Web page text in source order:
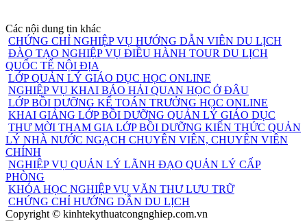
Các nội dung tin khác
CHỨNG CHỈ NGHIỆP VỤ HƯỚNG DẪN VIÊN DU LỊCH
ĐÀO TẠO NGHIỆP VỤ ĐIỀU HÀNH TOUR DU LỊCH
QUỐC TẾ NỘI ĐỊA
LỚP QUẢN LÝ GIÁO DỤC HỌC ONLINE
NGHIỆP VỤ KHAI BÁO HẢI QUAN HỌC Ở ĐÂU
LỚP BỒI DƯỠNG KẾ TOÁN TRƯỞNG HỌC ONLINE
KHAI GIẢNG LỚP BỒI DƯỠNG QUẢN LÝ GIÁO DỤC
THƯ MỜI THAM GIA LỚP BỒI DƯỠNG KIẾN THỨC QUẢN
LÝ NHÀ NƯỚC NGẠCH CHUYÊN VIÊN, CHUYÊN VIÊN
CHÍNH
NGHIỆP VỤ QUẢN LÝ LÃNH ĐẠO QUẢN LÝ CẤP
PHÒNG
KHÓA HỌC NGHIỆP VỤ VĂN THƯ LƯU TRỮ
CHỨNG CHỈ HƯỚNG DẪN DU LỊCH
Copyright © kinhtekythuatcongnghiep.com.vn